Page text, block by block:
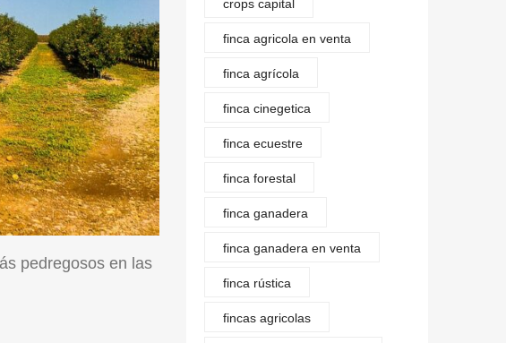
pedregosos en las
crops capital
finca agricola en venta
finca agrícola
finca cinegetica
finca ecuestre
finca forestal
finca ganadera
finca ganadera en venta
finca rústica
fincas agricolas